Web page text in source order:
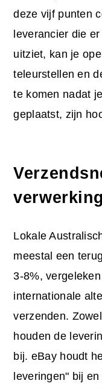
deze vijf punten
leverancier die
uitziet, kan je
teleurstellen en
te komen nadat
geplaatst, zijn
Lokale
meestal een
3-8%,
internationale
verzenden.
houden de
bij. eBay houdt
leveringen" bij